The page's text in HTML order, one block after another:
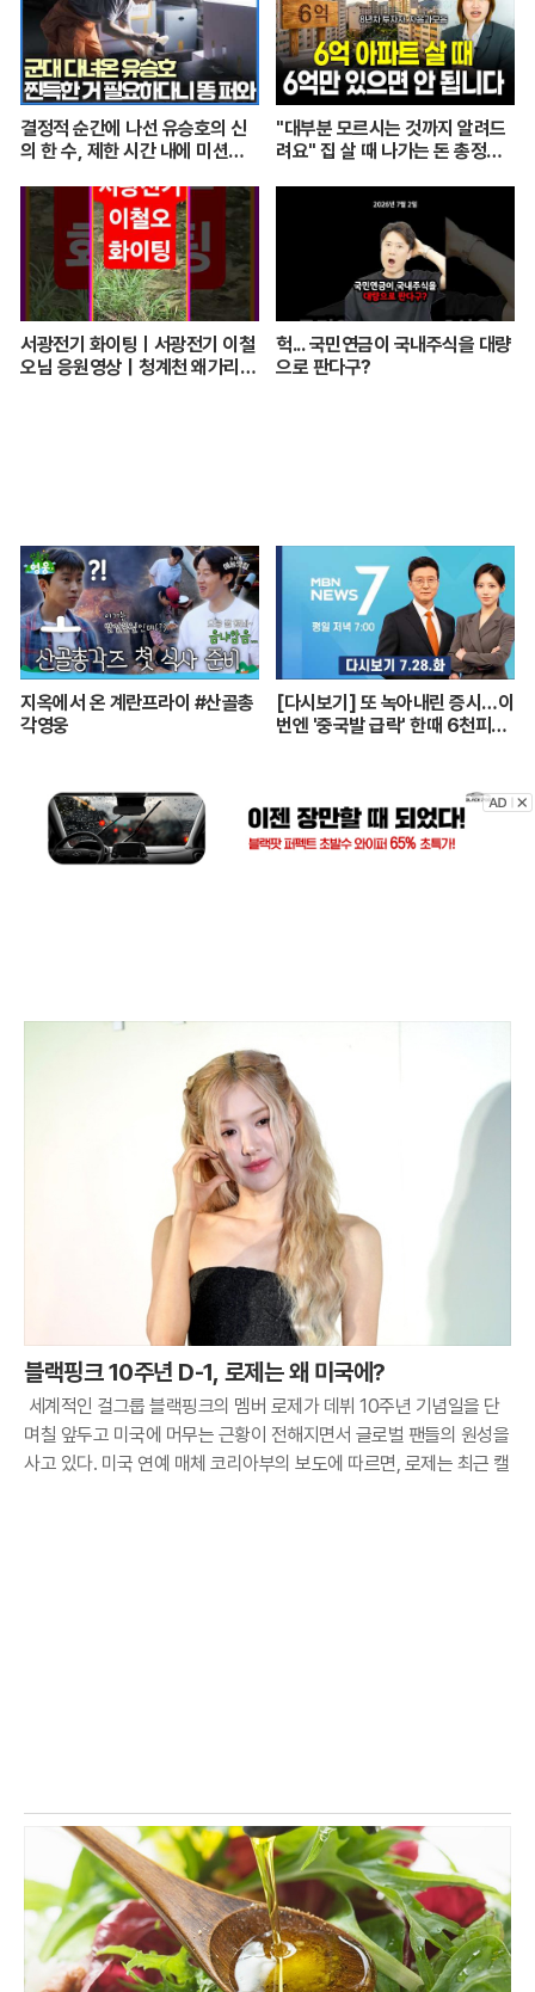
결정적 순간에 나선 유승호의 신
의 한 수, 제한 시간 내에 미션을
｜#골라듄다큐
"대부분 모르시는 것까지 알려드
려요" 집 살 때 나가는 돈 총정리
서광전기 화이팅ㅣ서광전기 이철
오님 응원영상｜청계천 왜가리의
헉... 국민연금이 국내주식을 대량
으로 판다구?
지옥에서 온 계란프라이 #산골총
각영웅
[다시보기] 또 녹아내린 증시…이
번엔 '중국발 급락' 한때 6천피도
블랙핑크 10주년 D-1, 로제는 왜 미국에?
세계적인 걸그룹 블랙핑크의 멤버 로제가 데뷔 10주년 기념일을 단
며칠 앞두고 미국에 머무는 근황이 전해지면서 글로벌 팬들의 원성을
사고 있다. 미국 연예 매체 코리아부의 보도에 따르면, 로제는 최근 캘